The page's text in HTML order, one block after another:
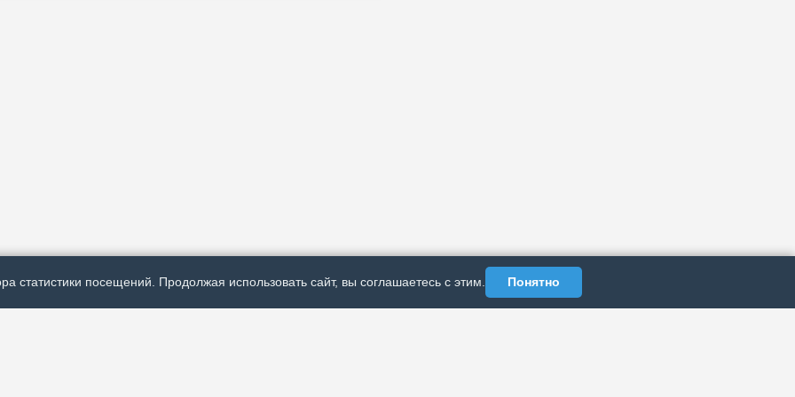
статистики посещений. Продолжая использовать сайт, вы соглашаетесь с этим. Понятно